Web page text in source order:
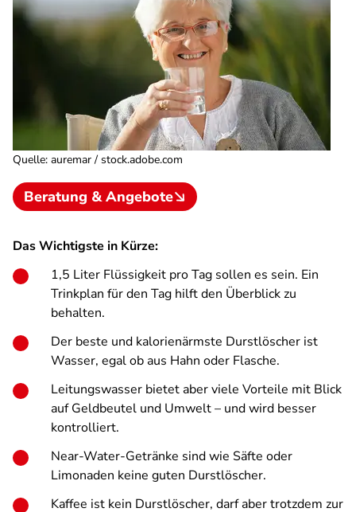
Quelle: auremar / stock.adobe.com
Beratung & Angebote
Das Wichtigste in Kürze:
1,5 Liter Flüssigkeit pro Tag sollen es sein. Ein
Trinkplan für den Tag hilft den Überblick zu
behalten.
Der beste und kalorienärmste Durstlöscher ist
Wasser, egal ob aus Hahn oder Flasche.
Leitungswasser bietet aber viele Vorteile mit Blick
auf Geldbeutel und Umwelt – und wird besser
kontrolliert.
Near-Water-Getränke sind wie Säfte oder
Limonaden keine guten Durstlöscher.
Kaffee ist kein Durstlöscher, darf aber trotzdem zur